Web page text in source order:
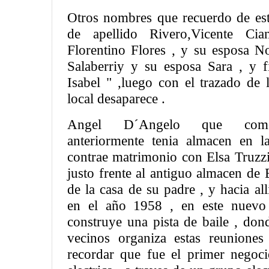
Otros nombres que recuerdo de
de apellido Rivero,Vicente
Florentino Flores , y su esposa
Salaberriy y su esposa Sara , y
Isabel " ,luego con el trazado de
local desaparece .
Angel D´Angelo que
anteriormente tenia almacen en
contrae matrimonio con Elsa
justo frente al antiguo almacen de
de la casa de su padre , y hacia
en el año 1958 , en este
construye una pista de baile ,
vecinos organiza estas
recordar que fue el primer